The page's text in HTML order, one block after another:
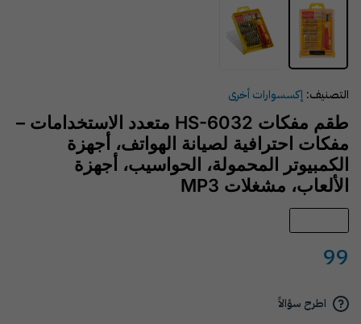
التصنيف: إكسسوارات أخرى
طقم مفكات HS-6032 متعدد الاستخدامات –
مفكات احترافية لصيانة الهواتف، أجهزة
الكمبيوتر المحمولة، الحواسيب، أجهزة
الألعاب، مشغلات MP3
99
اطرح سؤالاً